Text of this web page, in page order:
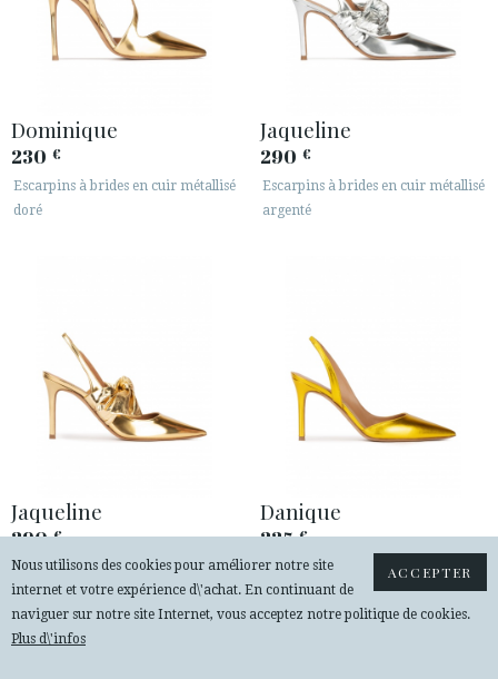
Dominique
230 €
Escarpins à brides en cuir métallisé
doré
Jaqueline
290 €
Escarpins à brides en cuir métallisé
argenté
Jaqueline
290€
Escarpins à brides en cuir métallisé
doré
Danique
225€
Escarpins à brides en cuir métallisé
jaune
ACCEPTER
Nous utilisons des cookies pour améliorer notre site
internet et votre expérience d\'achat. En continuant de
naviguer sur notre site Internet, vous acceptez notre politique de cookies.
Plus d\'infos